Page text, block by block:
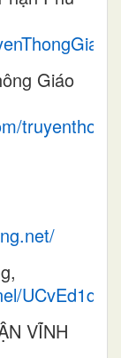
Giáo
VĨNH